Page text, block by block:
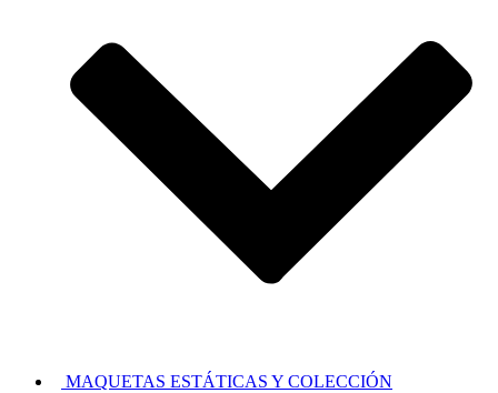
MAQUETAS ESTÁTICAS Y COLECCIÓN